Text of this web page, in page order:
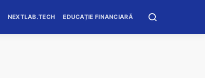
NEXTLAB.TECH EDUCAȚIE FINANCIARĂ